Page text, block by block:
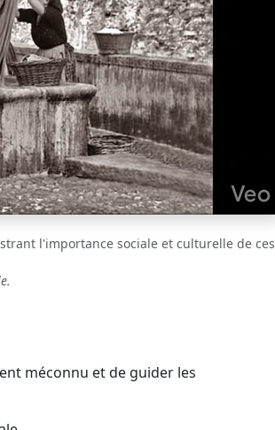
l'importance sociale et culturelle de ces
méconnu et de guider les